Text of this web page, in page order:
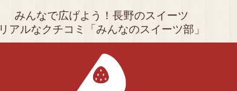
みんなで広げよう！長野のスイーツ
リアルなクチコミ「みんなのスイーツ部」